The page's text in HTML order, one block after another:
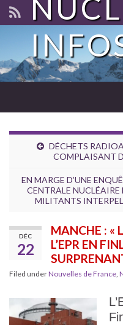
DÉCHETS
COMPLAISANT
EN MARGE D’UNE
CENTRALE NUCLÉAIRE
MILITANTS
DÉC
22
MANCHE : «
L’EPR EN
Filed underNouvelles de France,